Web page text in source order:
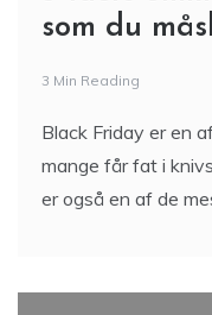
som du
3 Min Reading
Black Friday er en
mange får fat i
er også en af de